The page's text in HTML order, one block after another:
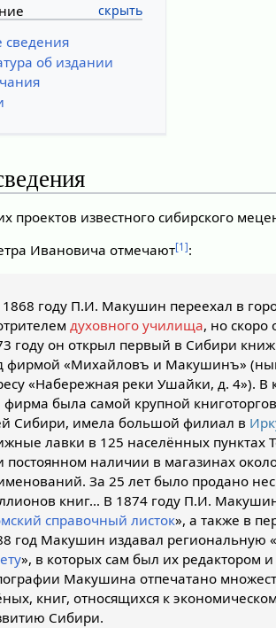
об издании
проектов известного сибирского
Ивановича отмечают[1]:
году П.И. Макушин переехал в
духовного училища, но скоро
году он открыл первый в Сибири
фирмой «Михайловъ и Макушинъ»
«Набережная реки Ушайки, д. 4»). В
фирма была самой крупной
Сибири, имела большой филиал в
лавки в 125 населённых пунктах
постоянном наличии в магазинах
За 25 лет было продано
книг… В 1874 году П.И. Макушин
справочный листок», а также в
год Макушин издавал региональную «
», в которых сам был их редактором
Макушина отпечатано
книг, относящихся к
Сибири.